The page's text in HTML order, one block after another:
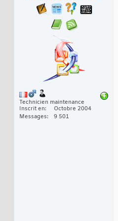
Technicien maintenance
Inscrit en
Octobre 2004
Messages
9 501